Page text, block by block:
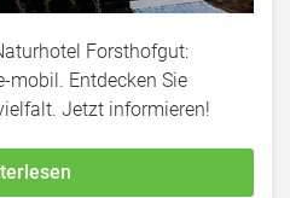
Forsthofgut:
mobil. Entdecken Sie
Jetzt informieren!